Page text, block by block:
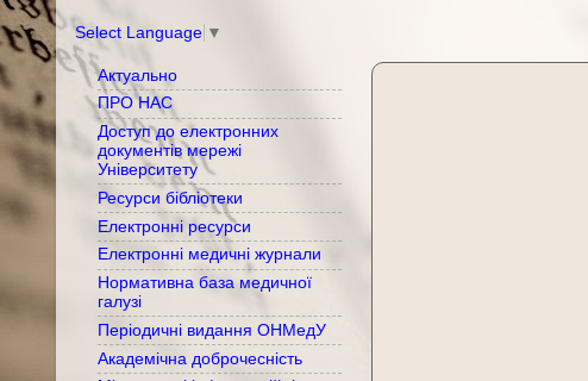
Select Language ▼
Актуально
ПРО НАС
Доступ до електронних
документів мережі
Університету
Ресурси бібліотеки
Електронні ресурси
Електронні медичні журнали
Нормативна база медичної
галузі
Періодичні видання ОНМедУ
Академічна доброчесність